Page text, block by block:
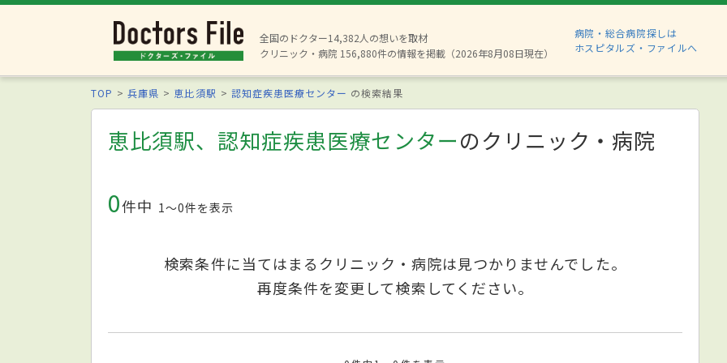
全国のドクター14,382人の想いを取材
クリニック・病院 156,880件の情報を掲載（2026年8月08日現在）
病院・総合病院探しは
ホスピタルズ・ファイルへ
TOP 兵庫県 恵比須駅 認知症疾患医療センター の検索結果
恵比須駅、認知症疾患医療センターのクリニック・病院
0件中 1〜0件を表示
検索条件に当てはまるクリニック・病院は見つかりませんでした。
再度条件を変更して検索してください。